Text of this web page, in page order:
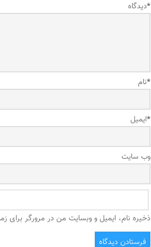
دیدگاه*
نام*
ایمیل*
وب‌ سایت
ذخیره نام، ایمیل و وبسایت من در مرورگر برای